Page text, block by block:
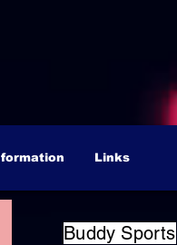
Links
Buddy Sports